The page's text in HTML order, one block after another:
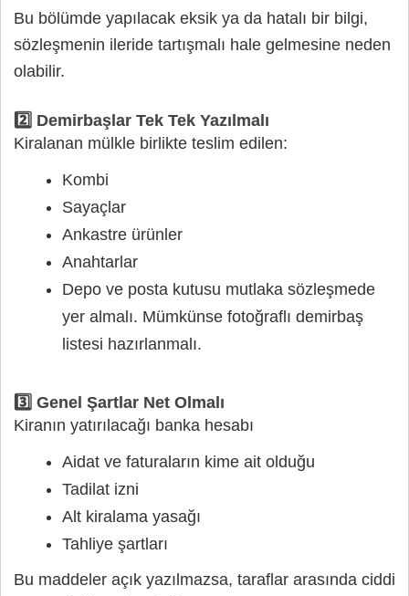
Bu bölümde yapılacak eksik ya da hatalı bir bilgi,
sözleşmenin ileride tartışmalı hale gelmesine neden
olabilir.
2️⃣ Demirbaşlar Tek Tek Yazılmalı
Kiralanan mülkle birlikte teslim edilen:
Kombi
Sayaçlar
Ankastre ürünler
Anahtarlar
Depo ve posta kutusu mutlaka sözleşmede
yer almalı. Mümkünse fotoğraflı demirbaş
listesi hazırlanmalı.
3️⃣ Genel Şartlar Net Olmalı
Kiranın yatırılacağı banka hesabı
Aidat ve faturaların kime ait olduğu
Tadilat izni
Alt kiralama yasağı
Tahliye şartları
Bu maddeler açık yazılmazsa, taraflar arasında ciddi